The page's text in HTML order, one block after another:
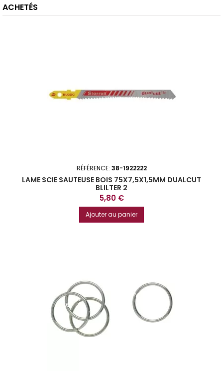
ACHETÉS
RÉFÉRENCE: 38-1922222
LAME SCIE SAUTEUSE BOIS 75X7,5X1,5MM DUALCUT
BLILTER 2
Prix
5,80 €
Ajouter au panier